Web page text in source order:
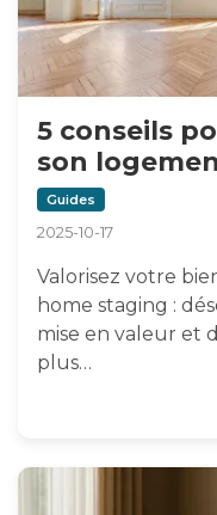
5 conseils
son
Guides
2025-10-17
Valorisez votre
home staging :
mise en valeur et
plus…